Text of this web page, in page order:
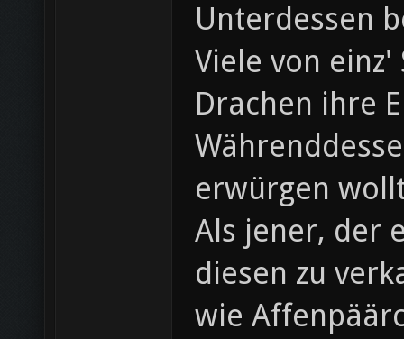
Unterdessen
Viele von
Drachen ihre
erwürgen
Als jener, der
diesen zu
wie